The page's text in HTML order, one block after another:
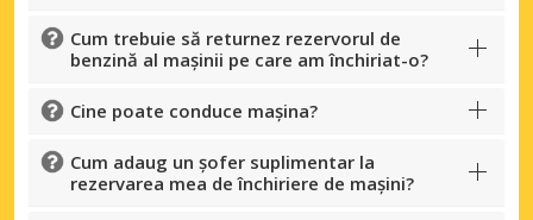
Cum trebuie să returnez rezervorul de
benzină al mașinii pe care am închiriat-o?
Cine poate conduce mașina?
Cum adaug un șofer suplimentar la
rezervarea mea de închiriere de mașini?